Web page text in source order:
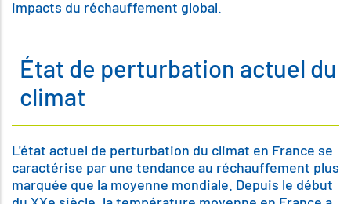
impacts du réchauffement global.
État de perturbation actuel du
climat
L'état actuel de perturbation du climat en France se
caractérise par une tendance au réchauffement plus
marquée que la moyenne mondiale. Depuis le début